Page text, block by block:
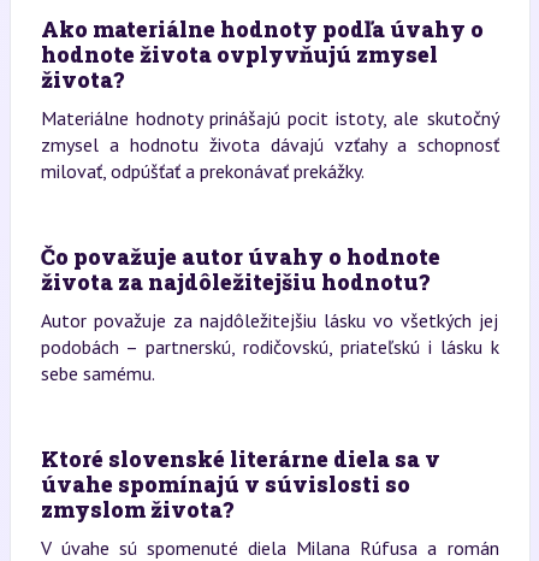
Ako materiálne hodnoty podľa úvahy o
hodnote života ovplyvňujú zmysel
života?
Materiálne hodnoty prinášajú pocit istoty, ale skutočný
zmysel a hodnotu života dávajú vzťahy a schopnosť
milovať, odpúšťať a prekonávať prekážky.
Čo považuje autor úvahy o hodnote
života za najdôležitejšiu hodnotu?
Autor považuje za najdôležitejšiu lásku vo všetkých jej
podobách – partnerskú, rodičovskú, priateľskú i lásku k
sebe samému.
Ktoré slovenské literárne diela sa v
úvahe spomínajú v súvislosti so
zmyslom života?
V úvahe sú spomenuté diela Milana Rúfusa a román